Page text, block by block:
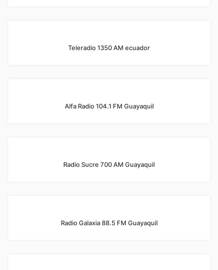
Teleradio 1350 AM ecuador
Alfa Radio 104.1 FM Guayaquil
Radio Sucre 700 AM Guayaquil
Radio Galaxia 88.5 FM Guayaquil